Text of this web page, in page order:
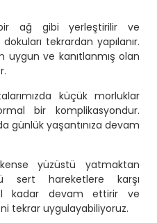
ağ gibi yerleştirilir ve
tekrardan yapılanır.
uygun ve kanıtlanmış olan
küçük morluklar
bir komplikasyondur.
günlük yaşantınıza devam
yüzüstü yatmaktan
sert hareketlere karşı
kadar devam ettirir ve
tekrar uygulayabiliyoruz.